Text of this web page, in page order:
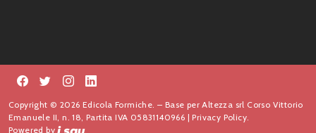
Copyright © 2026 Edicola Formiche. – Base per Altezza srl Corso Vittorio
Emanuele II, n. 18, Partita IVA 05831140966 |Privacy Policy.
Powered by